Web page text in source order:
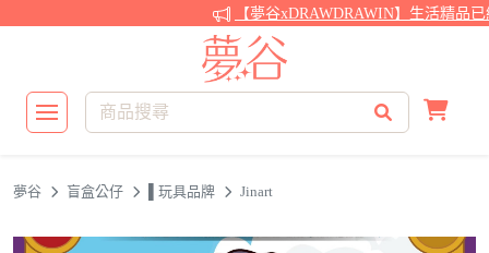
【夢谷xDRAWDRAWIN】生活精品已經
夢谷 盲盒公仔 ▌玩具品牌 Jinart